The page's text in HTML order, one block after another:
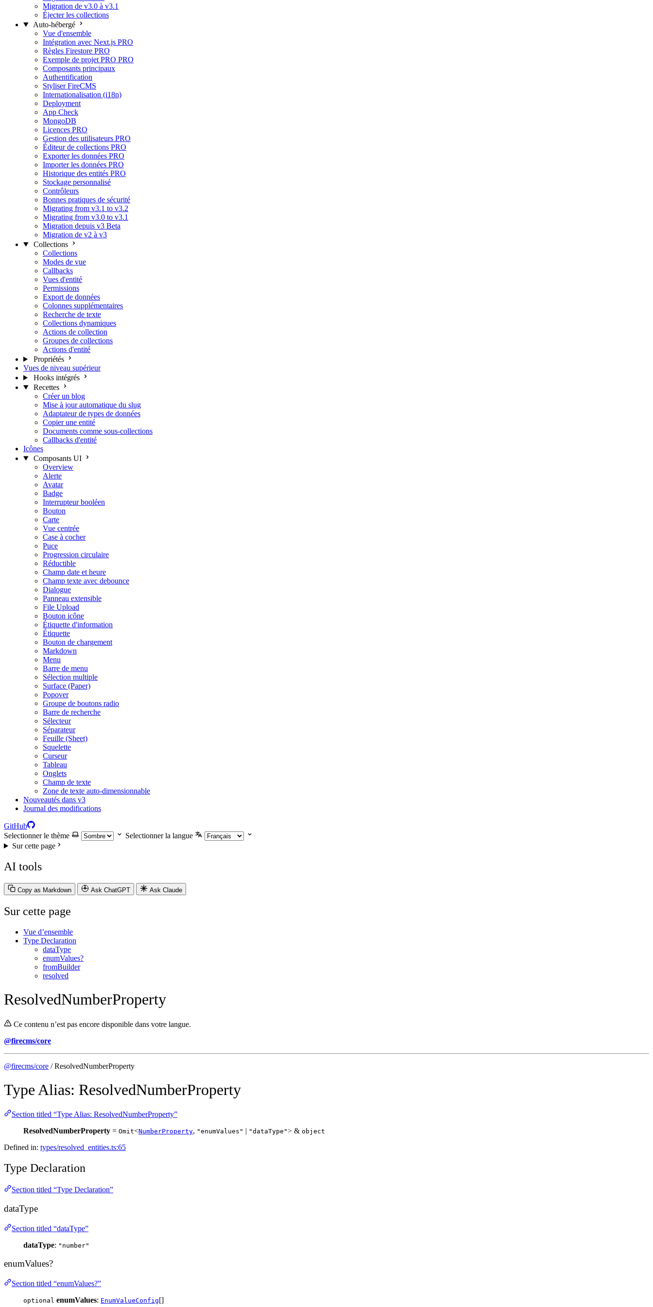
Migration de v3.0 à v3.1
Éjecter les collections
Auto-hébergé
Vue d'ensemble
Intégration avec Next.js PRO
Règles Firestore PRO
Exemple de projet PRO PRO
Composants principaux
Authentification
Styliser FireCMS
Internationalisation (i18n)
Deployment
App Check
MongoDB
Licences PRO
Gestion des utilisateurs PRO
Éditeur de collections PRO
Exporter les données PRO
Importer les données PRO
Historique des entités PRO
Stockage personnalisé
Contrôleurs
Bonnes pratiques de sécurité
Migrating from v3.1 to v3.2
Migrating from v3.0 to v3.1
Migration depuis v3 Beta
Migration de v2 à v3
Collections
Collections
Modes de vue
Callbacks
Vues d'entité
Permissions
Export de données
Colonnes supplémentaires
Recherche de texte
Collections dynamiques
Actions de collection
Groupes de collections
Actions d'entité
Propriétés
Vues de niveau supérieur
Hooks intégrés
Recettes
Créer un blog
Mise à jour automatique du slug
Adaptateur de types de données
Copier une entité
Documents comme sous-collections
Callbacks d'entité
Icônes
Composants UI
Overview
Alerte
Avatar
Badge
Interrupteur booléen
Bouton
Carte
Vue centrée
Case à cocher
Puce
Progression circulaire
Réductible
Champ date et heure
Champ texte avec debounce
Dialogue
Panneau extensible
File Upload
Bouton icône
Étiquette d'information
Étiquette
Bouton de chargement
Markdown
Menu
Barre de menu
Sélection multiple
Surface (Paper)
Popover
Groupe de boutons radio
Barre de recherche
Sélecteur
Séparateur
Feuille (Sheet)
Squelette
Curseur
Tableau
Onglets
Champ de texte
Zone de texte auto-dimensionnable
Nouveautés dans v3
Journal des modifications
GitHub
Selectionner le thème
Selectionner la langue
Sur cette page
AI tools
Copy as Markdown Ask ChatGPT Ask Claude
Sur cette page
Vue d’ensemble
Type Declaration
dataType
enumValues?
fromBuilder
resolved
ResolvedNumberProperty
Ce contenu n’est pas encore disponible dans votre langue.
@firecms/core
@firecms/core / ResolvedNumberProperty
Type Alias: ResolvedNumberProperty
Section titled “Type Alias: ResolvedNumberProperty”
ResolvedNumberProperty = Omit<NumberProperty, "enumValues" | "dataType"> & object
Defined in: types/resolved_entities.ts:65
Type Declaration
Section titled “Type Declaration”
dataType
Section titled “dataType”
dataType: "number"
enumValues?
Section titled “enumValues?”
optional enumValues: EnumValueConfig[]